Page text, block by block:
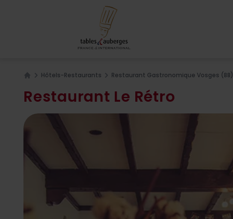
Hôtels-Restaurants Restaurant Gastronomique Vosges (88)
Restaurant Le Rétro